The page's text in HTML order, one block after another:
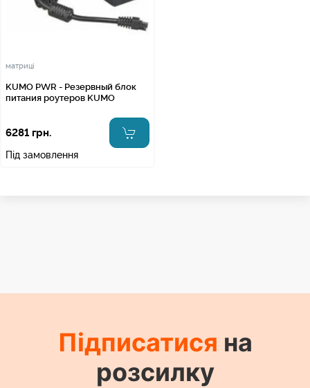
матриці
KUMO PWR - Резервный блок
питания роутеров KUMO
6281 грн.
Під замовлення
Підписатися на
розсилку